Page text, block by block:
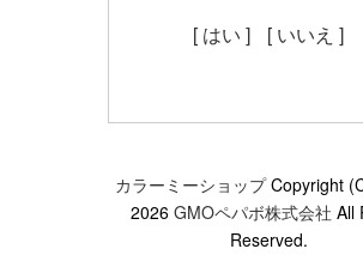
[ はい ] [ いいえ ]
カラーミーショップCopyright
2026 GMOペパボ株式会社 All
Reserved.